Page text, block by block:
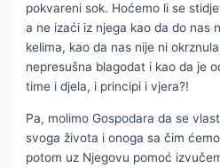
pokvareni sok. Hoćemo li se
a ne izaći iz njega kao da do nas
kelima, kao da nas nije ni
nepresušna blagodat i kao da je
time i djela, i principi i vjera?!
Pa, molimo Gospodara da se
svoga života i onoga sa čim
potom uz Njegovu pomoć